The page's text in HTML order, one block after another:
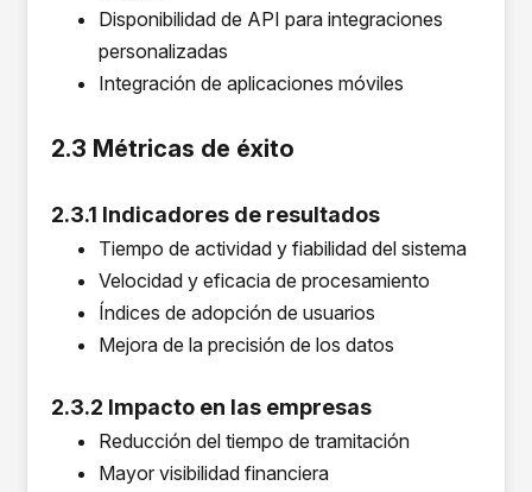
Disponibilidad de API para integraciones
personalizadas
Integración de aplicaciones móviles
2.3 Métricas de éxito
2.3.1 Indicadores de resultados
Tiempo de actividad y fiabilidad del sistema
Velocidad y eficacia de procesamiento
Índices de adopción de usuarios
Mejora de la precisión de los datos
2.3.2 Impacto en las empresas
Reducción del tiempo de tramitación
Mayor visibilidad financiera